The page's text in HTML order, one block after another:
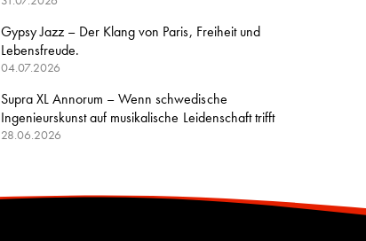
Gypsy Jazz – Der Klang von Paris, Freiheit und
Lebensfreude.
04.07.2026
Supra XL Annorum – Wenn schwedische
Ingenieurskunst auf musikalische Leidenschaft trifft
28.06.2026